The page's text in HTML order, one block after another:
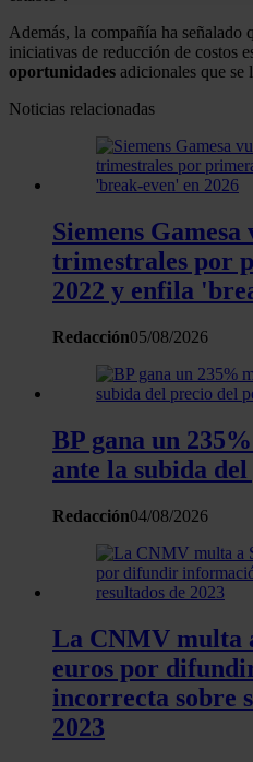
Obtenga más información
datos personales y
sección de datos. Puede
consentimiento en cualquier
de cookies.
Las cookies de este sitio
sociales y analizar el
información sobre el uso
nuestros partners de redes
que les haya proporcionado
partir del uso que haya
Además, la compañía ha señalado
iniciativas de reducción de costos
oportunidades adicionales que se
Noticias relacionadas
Siemens
trimestrales por
2022 y enfila
Redacción05/08/2026
BP gana un
ante la subida
Redacción04/08/2026
La CNMV multa
euros por
incorrecta sobre
2023